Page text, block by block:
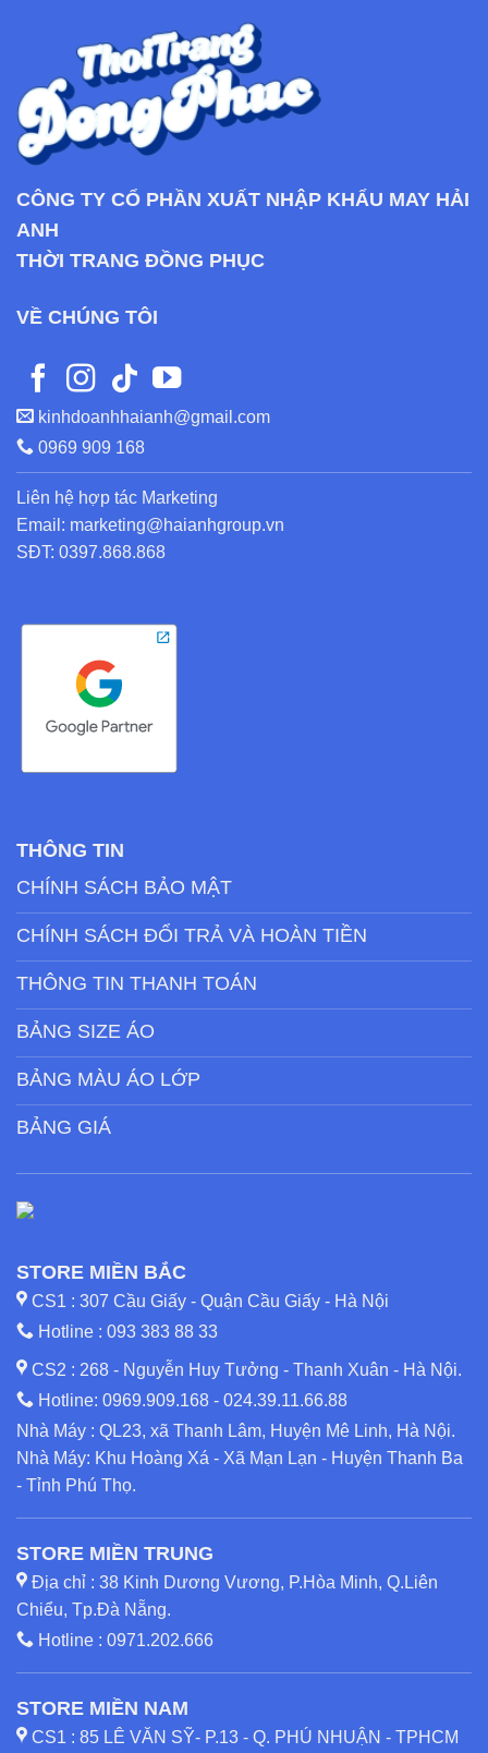
CÔNG TY CỔ PHẦN XUẤT NHẬP KHẨU MAY HẢI
ANH
THỜI TRANG ĐỒNG PHỤC
VỀ CHÚNG TÔI
kinhdoanhhaianh@gmail.com
0969 909 168
Liên hệ hợp tác Marketing
Email: marketing@haianhgroup.vn
SĐT: 0397.868.868
THÔNG TIN
CHÍNH SÁCH BẢO MẬT
CHÍNH SÁCH ĐỔI TRẢ VÀ HOÀN TIỀN
THÔNG TIN THANH TOÁN
BẢNG SIZE ÁO
BẢNG MÀU ÁO LỚP
BẢNG GIÁ
STORE MIỀN BẮC
CS1 : 307 Cầu Giấy - Quận Cầu Giấy - Hà Nội
Hotline : 093 383 88 33
CS2 : 268 - Nguyễn Huy Tưởng - Thanh Xuân - Hà Nội.
Hotline: 0969.909.168 - 024.39.11.66.88
Nhà Máy : QL23, xã Thanh Lâm, Huyện Mê Linh, Hà Nội.
Nhà Máy: Khu Hoàng Xá - Xã Mạn Lạn - Huyện Thanh Ba
- Tỉnh Phú Thọ.
STORE MIỀN TRUNG
Địa chỉ : 38 Kinh Dương Vương, P.Hòa Minh, Q.Liên
Chiểu, Tp.Đà Nẵng.
Hotline : 0971.202.666
STORE MIỀN NAM
CS1 : 85 LÊ VĂN SỸ- P.13 - Q. PHÚ NHUẬN - TPHCM